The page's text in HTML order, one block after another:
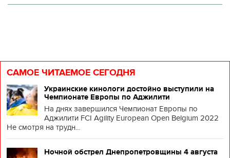
САМОЕ ЧИТАЕМОЕ СЕГОДНЯ
Украинские кинологи достойно выступили на
Чемпионате Европы по Аджилити
На днях завершился Чемпионат Европы по
Аджилити FCI Agility European Open Belgium 2022
Не смотря на трудн...
Ночной обстрел Днепропетровщины 4 августа